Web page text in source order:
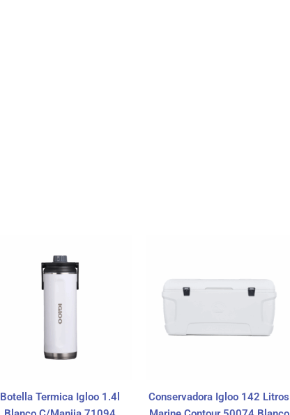
Botella Termica Igloo 1.4l
Conservadora Igloo 142 Litros